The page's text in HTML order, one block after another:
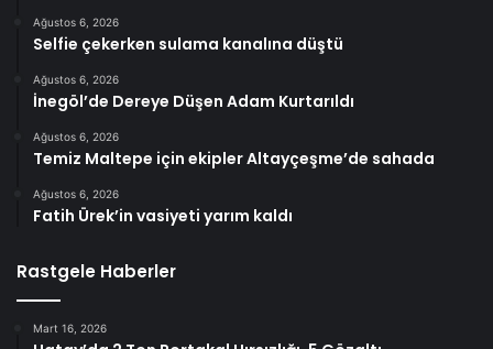
Ağustos 6, 2026
Selfie çekerken sulama kanalına düştü
Ağustos 6, 2026
İnegöl’de Dereye Düşen Adam Kurtarıldı
Ağustos 6, 2026
Temiz Maltepe için ekipler Altayçeşme’de sahada
Ağustos 6, 2026
Fatih Ürek’in vasiyeti yarım kaldı
Rastgele Haberler
Mart 16, 2026